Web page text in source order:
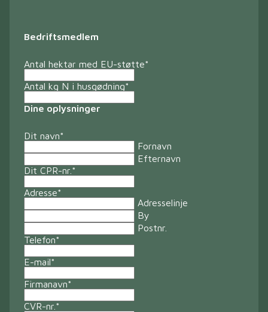
Bedriftsmedlem
Antal hektar med EU-støtte*
Antal kg N i husgødning*
Dine oplysninger
Dit navn*
Fornavn
Efternavn
Dit CPR-nr. *
Adresse*
Adresselinje
By
Postnr.
Telefon*
E-mail*
Firmanavn*
CVR-nr. *